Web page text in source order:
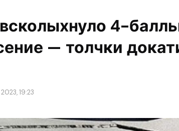
4-
— толчки
19:23